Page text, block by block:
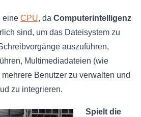
eine CPU, da Computerintelligenz
sind, um das Dateisystem zu
auszuführen,
Multimediadateien (wie
Benutzer zu verwalten und
zu integrieren.
Spielt die